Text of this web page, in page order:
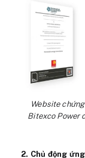
Website
Bitexco Power
2. Chủ động